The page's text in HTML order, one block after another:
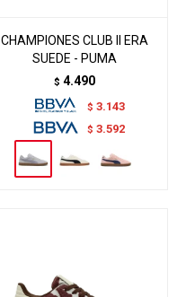
CHAMPIONES CLUB II ERA
SUEDE - PUMA
$ 4.490
$ 3.143
$ 3.592